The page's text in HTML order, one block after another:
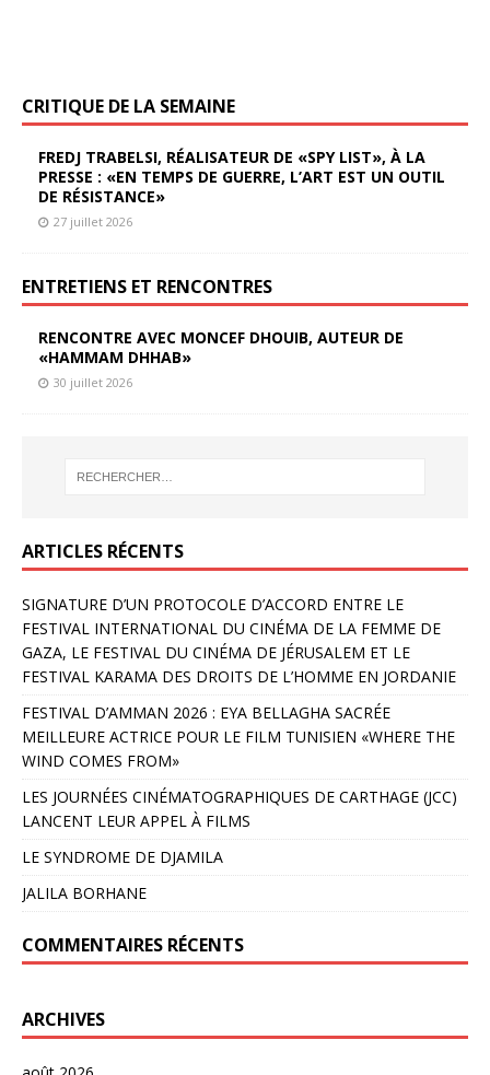
CRITIQUE DE LA SEMAINE
FREDJ TRABELSI, RÉALISATEUR DE «SPY LIST», À LA
PRESSE : «EN TEMPS DE GUERRE, L’ART EST UN OUTIL
DE RÉSISTANCE»
27 juillet 2026
ENTRETIENS ET RENCONTRES
RENCONTRE AVEC MONCEF DHOUIB, AUTEUR DE
«HAMMAM DHHAB»
30 juillet 2026
ARTICLES RÉCENTS
SIGNATURE D’UN PROTOCOLE D’ACCORD ENTRE LE
FESTIVAL INTERNATIONAL DU CINÉMA DE LA FEMME DE
GAZA, LE FESTIVAL DU CINÉMA DE JÉRUSALEM ET LE
FESTIVAL KARAMA DES DROITS DE L’HOMME EN JORDANIE
FESTIVAL D’AMMAN 2026 : EYA BELLAGHA SACRÉE
MEILLEURE ACTRICE POUR LE FILM TUNISIEN «WHERE THE
WIND COMES FROM»
LES JOURNÉES CINÉMATOGRAPHIQUES DE CARTHAGE (JCC)
LANCENT LEUR APPEL À FILMS
LE SYNDROME DE DJAMILA
JALILA BORHANE
COMMENTAIRES RÉCENTS
ARCHIVES